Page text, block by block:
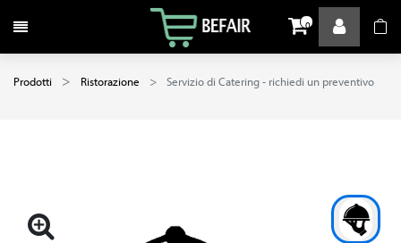
Attiva / disattiva la navigazione 0
Prodotti Ristorazione Servizio di Catering - richiedi un preventivo